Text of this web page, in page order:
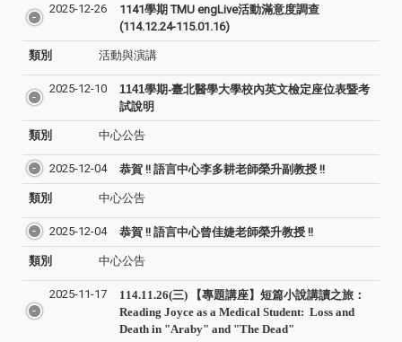
2025-12-26
1141學期 TMU engLive活動滿意度調查
(114.12.24-115.01.16)
類別 活動與演講
2025-12-10 1141學期-臺北醫學大學校內英文檢定座位表暨考
試說明
類別 中心公告
2025-12-04 恭賀 !! 語言中心李多耕老師榮升副教授 !!
類別 中心公告
2025-12-04 恭賀 !! 語言中心曾佳婕老師榮升教授 !!
類別 中心公告
2025-11-17
114.11.26(三) 【專題講座】短篇小說講讀之旅：
Reading Joyce as a Medical Student: Loss and
Death in "Araby" and "The Dead"